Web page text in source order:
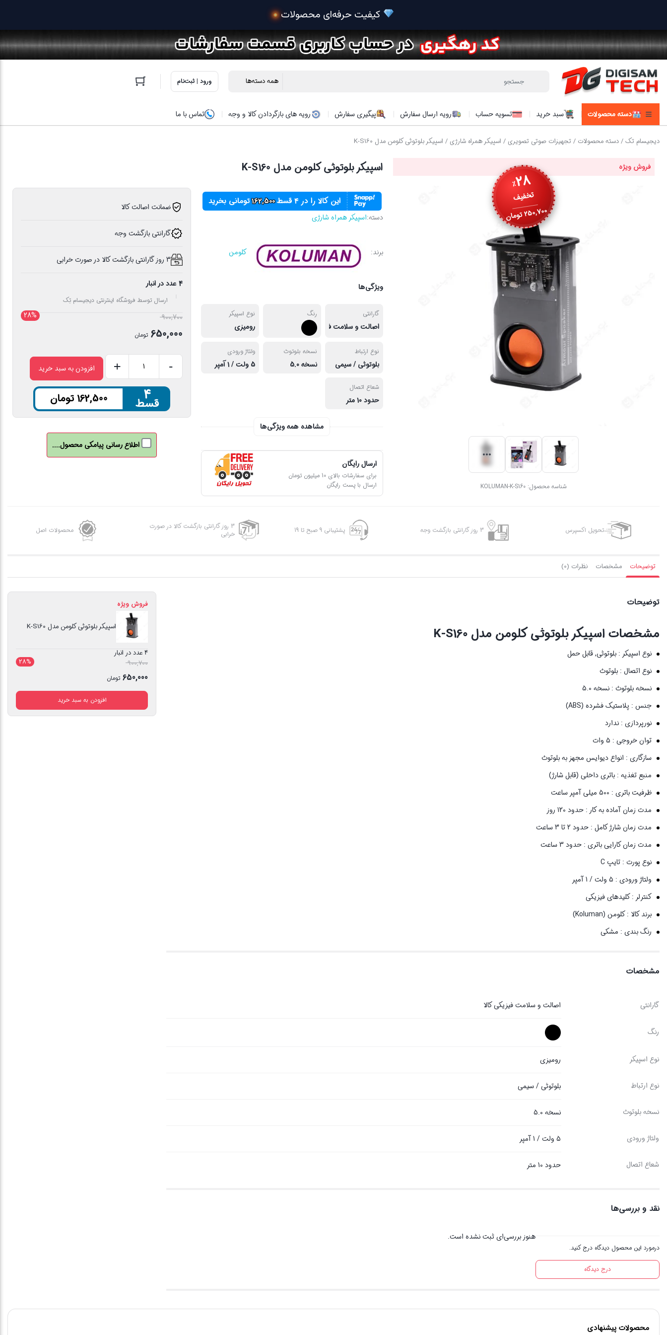
ورود | ثبت‌نام
دسته محصولات سبد خرید تسویه حساب رویه ارسال سفارش پیگیری سفارش رویه های بازگردادن کالا و وجه تماس با ما
دیجیسام تک/دسته محصولات /تجهیزات صوتی تصویری / اسپیکر همراه شارژی / اسپیکر بلوتوثی کلومن مدل K-S160
فروش ویژه
٪28
تخفیف
250,700تومان
شناسه محصول: KOLUMAN-K-S160
اسپیکر بلوتوثی کلومن مدل K-S160
این کالا را در ۴ قسط 162,500تومانی بخرید
دسته:اسپیکر همراه شارژی
برند: کلومن
ویژگی‌ها
گارانتی
اصالت و سلامت فیزیکی کالا
رنگ نوع اسپیکر
رومیزی
نوع ارتباط
بلوتوثی / سیمی
نسخه بلوتوث
نسخه 5.0
ولتاژ ورودی
5 ولت / 1 آمپر
شعاع اتصال
حدود 10 متر
مشاهده همه ویژگی‌ها
ارسال رایگان
برای سفارشات بالای 10 میلیون تومان
ارسال با پست رایگان
ضمانت اصالت کالا
گارانتی بازگشت وجه
3 روز گارانتی بازگشت کالا در صورت خرابی
4 عدد در انبار
ارسال توسط فروشگاه اینترنتی دیجیسام تِک
28% 900,700قیمت
اصلی
650,000 تومان
فعلی
650,000 تومان
است.
بلوتوثی
-
+ افزودن به سبد خرید
۴
قسط 162,500 تومان
اطلاع رسانی پیامکی محصول....
تحویل اکسپرس 3 روز گارانتی بازگشت وجه پشتیبانی 9 صبح تا 19
3 روز گارانتی بازگشت کالا در صورت
خرابی
محصولات اصل
توضیحات مشخصات نظرات (0)
توضیحات
مشخصات اسپیکر بلوتوثی کلومن مدل K-S160
نوع اسپیکر : بلوتوثی, قابل حمل
نوع اتصال : بلوتوث
نسخه بلوتوث : نسخه 5.0
جنس : پلاستیک فشرده (ABS)
نورپردازی : ندارد
توان خروجی : 5 وات
سازگاری : انواع دیوایس مجهز به بلوتوث
منبع تغذیه : باتری داخلی (قابل شارژ)
ظرفیت باتری : 500 میلی آمپر ساعت
مدت زمان آماده به کار : حدود 120 روز
مدت زمان شارژ کامل : حدود 2 تا 3 ساعت
مدت زمان کارایی باتری : حدود 3 ساعت
نوع پورت : تایپ C
ولتاژ ورودی : 5 ولت / 1 آمپر
کنترلر :کلیدهای فیزیکی
برند کالا :کلومن (Koluman)
رنگ بندی : مشکی
مشخصات
گارانتی اصالت و سلامت فیزیکی کالا
رنگ
نوع اسپیکر رومیزی
نوع ارتباط بلوتوثی / سیمی
نسخه بلوتوث نسخه 5.0
ولتاژ ورودی 5 ولت / 1 آمپر
شعاع اتصال حدود 10 متر
نقد و بررسی‌ها
درمورد این محصول دیدگاه درج کنید.
درج دیدگاه
هنوز بررسی‌ای ثبت نشده است.
فروش ویژه
اسپیکر بلوتوثی کلومن مدل K-S160
4 عدد در انبار
28%
900,700قیمت
اصلی
900,700 تومان
650,000 تومان
قیمت
فعلی
650,000 تومان
افزودن به سبد خرید
محصولات پیشنهادی
خ